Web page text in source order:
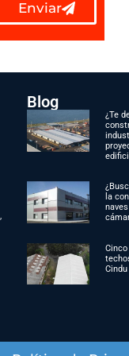
Enviar
Blog
¿Te
la
Cindu